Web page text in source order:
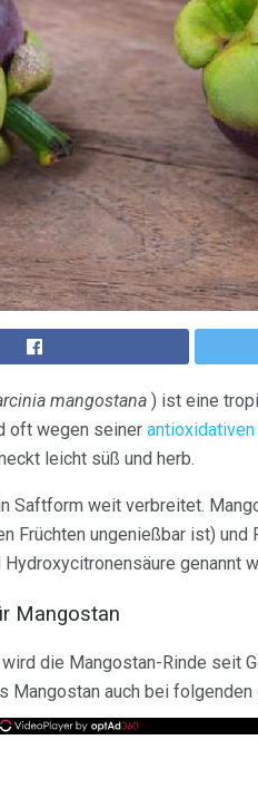
mangostana ) ist eine
oft wegen seiner antioxidativen
leicht süß und herb.
Saftform weit verbreitet.
Früchten ungenießbar ist)
genannt
Mangostan
wird die Mangostan-Rinde seit
Mangostan auch bei